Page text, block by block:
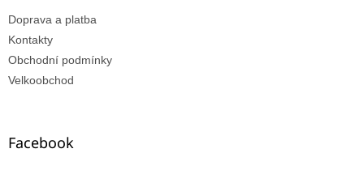
Doprava a platba
Kontakty
Obchodní podmínky
Velkoobchod
Facebook